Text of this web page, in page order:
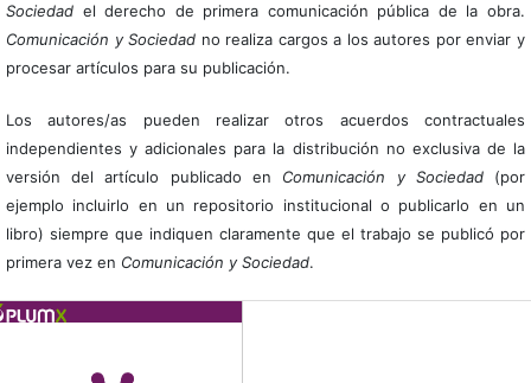
Sociedadel derecho de primera comunicación pública de la obra.
Comunicación y Sociedad no realiza cargos a los autores por enviar y
procesar artículos para su publicación.
Los autores/as pueden realizar otros acuerdos contractuales
independientes y adicionales para la distribución no exclusiva de la
versión del artículo publicado en Comunicación y Sociedad(por
ejemplo incluirlo en un repositorio institucional o publicarlo en un
libro) siempre que indiquen claramente que el trabajo se publicó por
primera vez en Comunicación y Sociedad.